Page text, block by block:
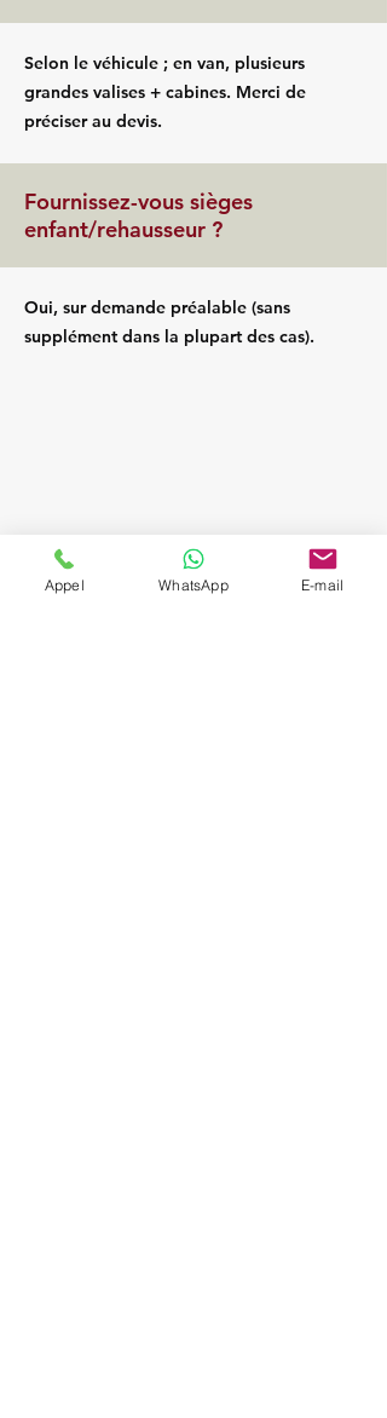
Selon le véhicule ; en van, plusieurs
grandes valises + cabines. Merci de
préciser au devis.
Fournissez-vous sièges
enfant/rehausseur ?
Oui, sur demande préalable (sans
supplément dans la plupart des cas).
Appel WhatsApp E-mail